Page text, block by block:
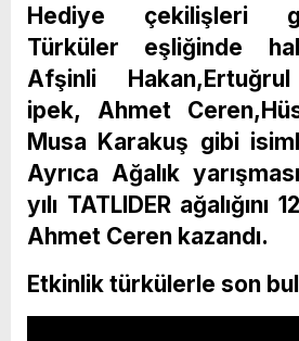
Hediye çekilişleri
Türküler eşliğinde
Afşinli
ipek, Ahmet
Musa Karakuş gibi
Ayrıca Ağalık
yılı TATLIDER
Ahmet Ceren kazandı.
Etkinlik türkülerle son